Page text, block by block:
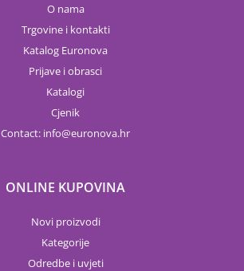
O nama
Trgovine i kontakti
Katalog Euronova
Prijave i obrasci
Katalogi
Cjenik
Contact: info euronova.hr
ONLINE KUPOVINA
Novi proizvodi
Kategorije
Odredbe i uvjeti